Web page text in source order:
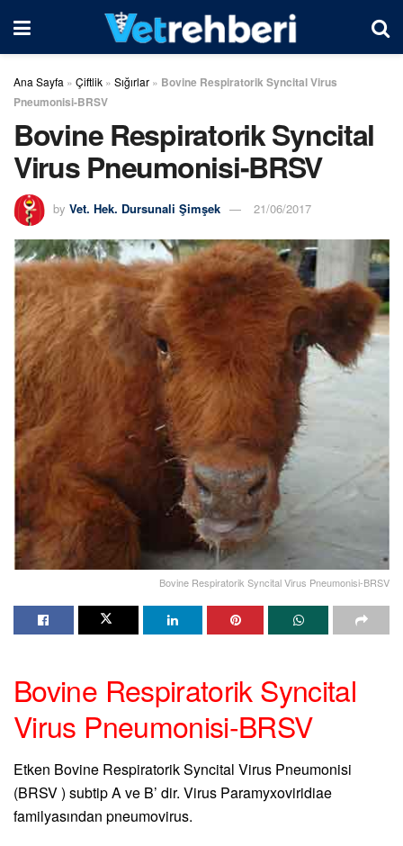
Ana Sayfa » Çiftlik » Sığırlar » Bovine Respiratorik Syncital Virus
Pneumonisi-BRSV
Bovine Respiratorik Syncital
Virus Pneumonisi-BRSV
by Vet. Hek. Dursunali Şimşek 21/06/2017
Bovine Respiratorik Syncital Virus Pneumonisi-BRSV
Bovine Respiratorik Syncital
Virus Pneumonisi-BRSV
Etken Bovine Respiratorik Syncital Virus Pneumonisi
(BRSV ) subtip A ve B’ dir. Virus Paramyxoviridiae
familyasından pneumovirus.